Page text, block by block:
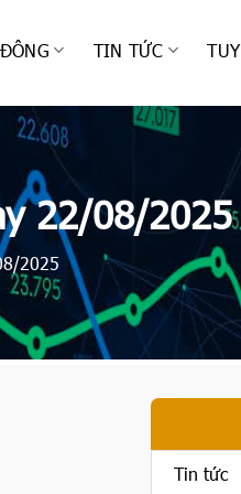
TIN TỨC
22/08/2025
2025
Tin tức